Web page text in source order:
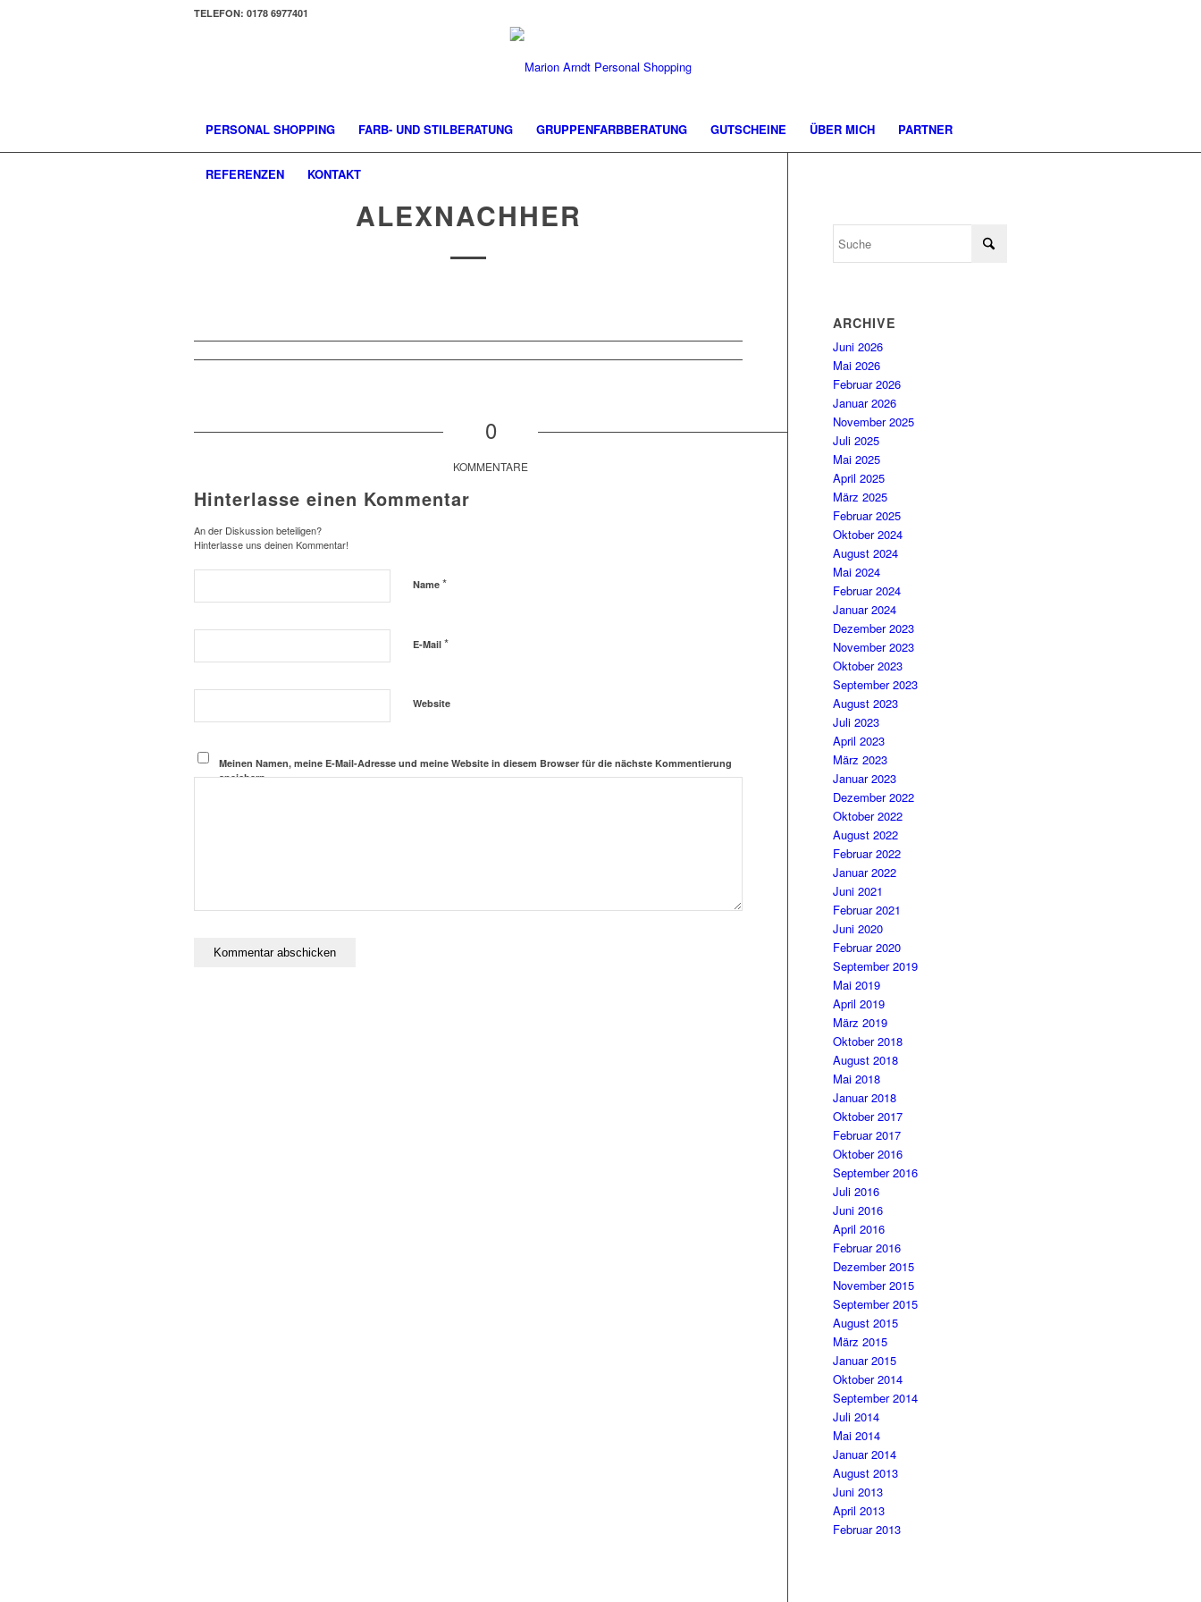
TELEFON: 0178 6977401
PERSONAL SHOPPING FARB- UND STILBERATUNG GRUPPENFARBBERATUNG GUTSCHEINE ÜBER MICH PARTNER
REFERENZEN KONTAKT
ALEXNACHHER
0
KOMMENTARE
Hinterlasse einen Kommentar
An der Diskussion beteiligen?
Hinterlasse uns deinen Kommentar!
Name *
E-Mail *
Website
Meinen Namen, meine E-Mail-Adresse und meine Website in diesem Browser für die nächste Kommentierung
speichern.
ARCHIVE
Juni 2026
Mai 2026
Februar 2026
Januar 2026
November 2025
Juli 2025
Mai 2025
April 2025
März 2025
Februar 2025
Oktober 2024
August 2024
Mai 2024
Februar 2024
Januar 2024
Dezember 2023
November 2023
Oktober 2023
September 2023
August 2023
Juli 2023
April 2023
März 2023
Januar 2023
Dezember 2022
Oktober 2022
August 2022
Februar 2022
Januar 2022
Juni 2021
Februar 2021
Juni 2020
Februar 2020
September 2019
Mai 2019
April 2019
März 2019
Oktober 2018
August 2018
Mai 2018
Januar 2018
Oktober 2017
Februar 2017
Oktober 2016
September 2016
Juli 2016
Juni 2016
April 2016
Februar 2016
Dezember 2015
November 2015
September 2015
August 2015
März 2015
Januar 2015
Oktober 2014
September 2014
Juli 2014
Mai 2014
Januar 2014
August 2013
Juni 2013
April 2013
Februar 2013